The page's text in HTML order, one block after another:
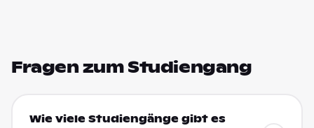
Fragen zum Studiengang
Wie viele Studiengänge gibt es